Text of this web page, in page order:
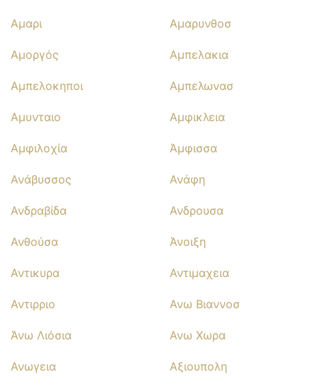
Αμαρι Αμαρυνθοσ
Αμοργός Αμπελακια
Αμπελοκηποι Αμπελωνασ
Αμυνταιο Αμφικλεια
Αμφιλοχία Άμφισσα
Ανάβυσσος Ανάφη
Ανδραβίδα Ανδρουσα
Ανθούσα Άνοιξη
Αντικυρα Αντιμαχεια
Αντιρριο Ανω Βιαννοσ
Άνω Λιόσια Ανω Χωρα
Ανωγεια Αξιουπολη